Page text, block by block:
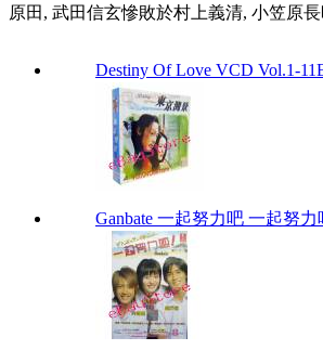
原田, 武田信玄慘敗於村上義清, 小笠原
Destiny Of Love VCD Vol.1-
Ganbate 一起努力吧 一起努力